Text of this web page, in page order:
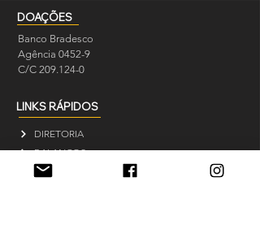
DOAÇÕES
Banco Bradesco
Agência 0452-9
C/C 209.124-0
LINKS RÁPIDOS
DIRETORIA
BALANÇOS
NOTÍCIAS